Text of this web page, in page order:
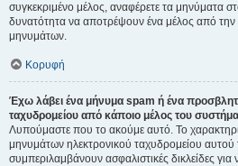
συγκεκριμένο μέλος, αναφέρετε τα μηνύματα
δυνατότητα να αποτρέψουν ένα μέλος από
μηνυμάτων.
Κορυφή
Έχω λάβει ένα μήνυμα spam ή ένα
ταχυδρομείου από κάποιο μέλος του
Λυπούμαστε που το ακούμε αυτό. Το
μηνυμάτων ηλεκτρονικού ταχυδρομείου
συμπεριλαμβάνουν ασφαλιστικές δικλείδες